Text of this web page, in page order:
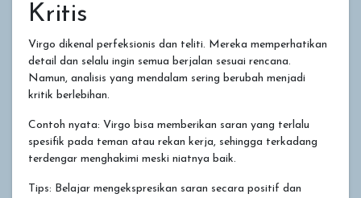
Kritis
Virgo dikenal perfeksionis dan teliti. Mereka memperhatikan
detail dan selalu ingin semua berjalan sesuai rencana.
Namun, analisis yang mendalam sering berubah menjadi
kritik berlebihan.
Contoh nyata: Virgo bisa memberikan saran yang terlalu
spesifik pada teman atau rekan kerja, sehingga terkadang
terdengar menghakimi meski niatnya baik.
Tips: Belajar mengekspresikan saran secara positif dan